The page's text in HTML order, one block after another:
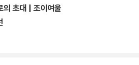
공간으로서 ‘집’의 의미를 다시 묻는다.
성찰하고 고민하며, 그에 맞는 집을 꾸
모두 공통점이 있다. 탈가정 청소년, 한부
의 초대 | 조이여울